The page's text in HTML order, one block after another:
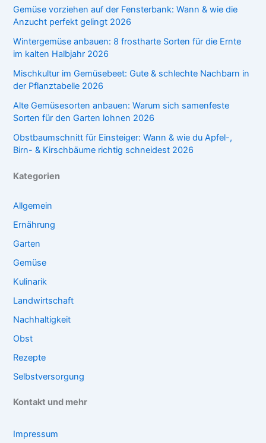
Gemüse vorziehen auf der Fensterbank: Wann & wie die
Anzucht perfekt gelingt 2026
Wintergemüse anbauen: 8 frostharte Sorten für die Ernte
im kalten Halbjahr 2026
Mischkultur im Gemüsebeet: Gute & schlechte Nachbarn in
der Pflanztabelle 2026
Alte Gemüsesorten anbauen: Warum sich samenfeste
Sorten für den Garten lohnen 2026
Obstbaumschnitt für Einsteiger: Wann & wie du Apfel-,
Birn- & Kirschbäume richtig schneidest 2026
Kategorien
Allgemein
Ernährung
Garten
Gemüse
Kulinarik
Landwirtschaft
Nachhaltigkeit
Obst
Rezepte
Selbstversorgung
Kontakt und mehr
Impressum